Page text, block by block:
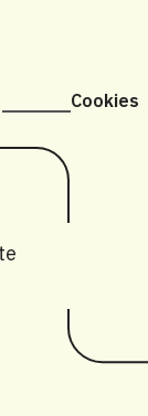
Cookies